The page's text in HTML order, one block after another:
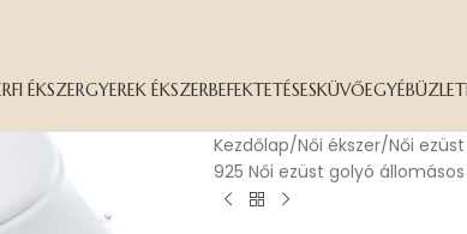
ÉKSZERGYEREK ÉKSZERBEFEKTETÉSESKÜVŐEGYÉB
Kezdőlap Női ékszer Női
925 Női ezüst golyó